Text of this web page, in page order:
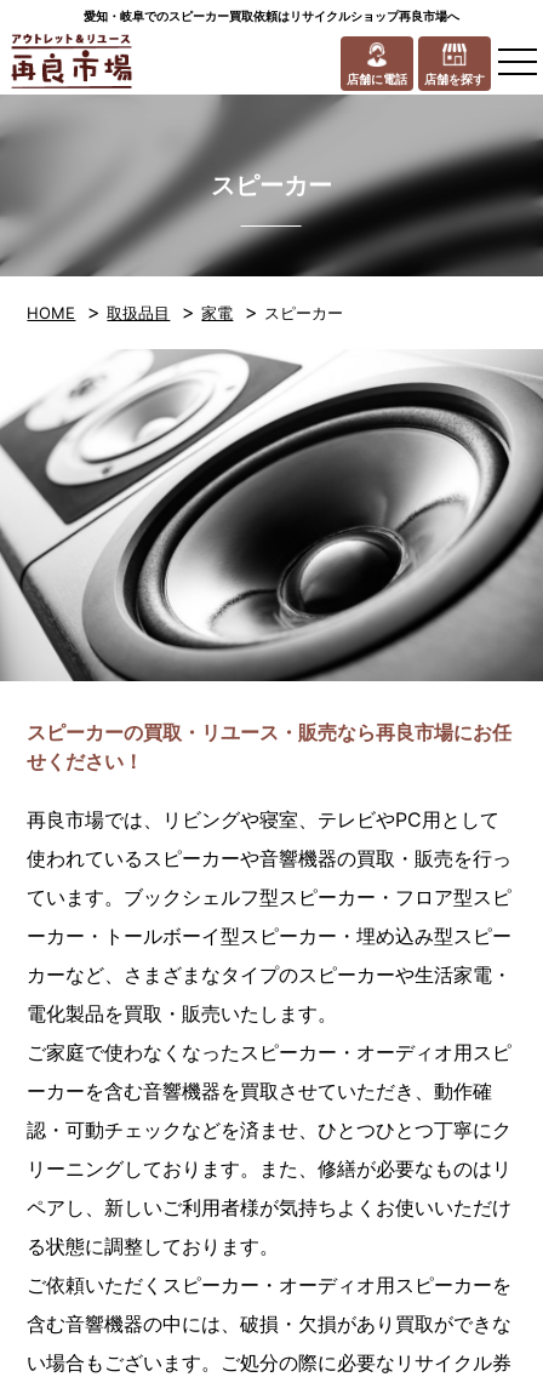
愛知・岐阜でのスピーカー買取依頼はリサイクルショップ再良市場へ
店舗に電話 店舗を探す
スピーカー
HOME >取扱品目 >家電 > スピーカー
スピーカーの買取・リユース・販売なら再良市場にお任
せください！
再良市場では、リビングや寝室、テレビやPC用として
使われているスピーカーや音響機器の買取・販売を行っ
ています。ブックシェルフ型スピーカー・フロア型スピ
ーカー・トールボーイ型スピーカー・埋め込み型スピー
カーなど、さまざまなタイプのスピーカーや生活家電・
電化製品を買取・販売いたします。
ご家庭で使わなくなったスピーカー・オーディオ用スピ
ーカーを含む音響機器を買取させていただき、動作確
認・可動チェックなどを済ませ、ひとつひとつ丁寧にク
リーニングしております。また、修繕が必要なものはリ
ペアし、新しいご利用者様が気持ちよくお使いいただけ
る状態に調整しております。
ご依頼いただくスピーカー・オーディオ用スピーカーを
含む音響機器の中には、破損・欠損があり買取ができな
い場合もございます。ご処分の際に必要なリサイクル券